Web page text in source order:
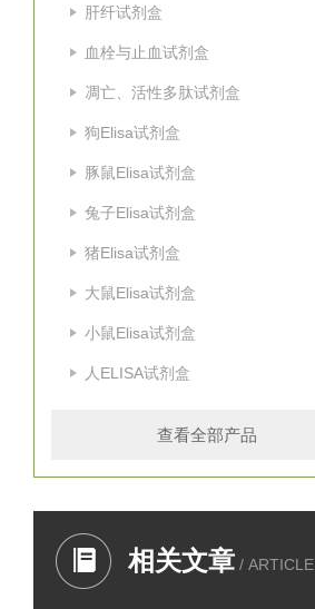
肝纤试剂盒
血栓与止血试剂盒
凋亡、活性多肽试剂盒
狗Elisa试剂盒
豚鼠Elisa试剂盒
兔子Elisa试剂盒
猪Elisa试剂盒
大鼠Elisa试剂盒
小鼠Elisa试剂盒
人ELISA试剂盒
查看全部产品
相关文章 / ARTICLE